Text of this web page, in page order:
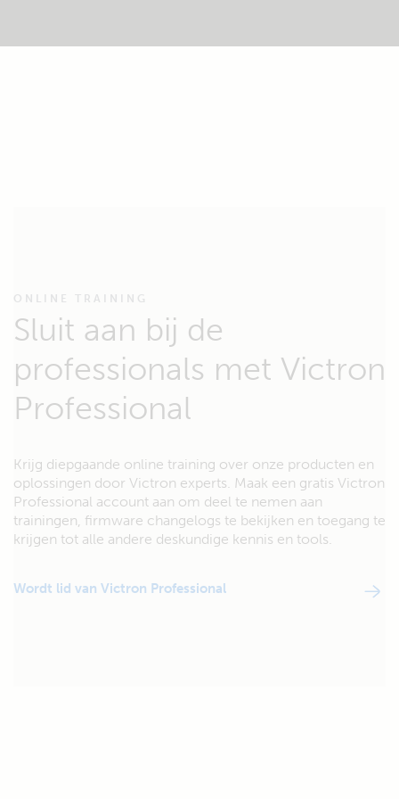
ONLINE TRAINING
Sluit aan bij de
professionals met Victron
Professional
Krijg diepgaande online training over onze producten en
oplossingen door Victron experts. Maak een gratis Victron
Professional account aan om deel te nemen aan
trainingen, firmware changelogs te bekijken en toegang te
krijgen tot alle andere deskundige kennis en tools.
Wordt lid van Victron Professional